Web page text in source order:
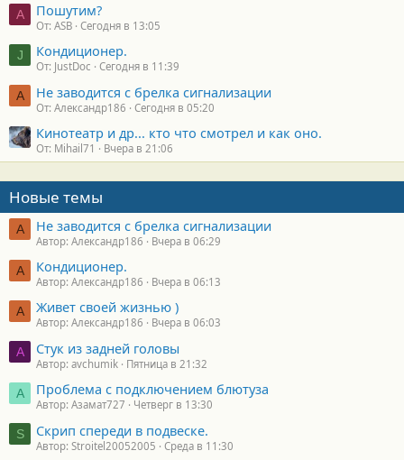
A Пошутим?
От: ASB Сегодня в 13:05
J Кондиционер.
От: JustDoc Сегодня в 11:39
А Не заводится с брелка сигнализации
От: Александр186 Сегодня в 05:20
Кинотеатр и др... кто что смотрел и как оно.
От: Mihail71 Вчера в 21:06
Новые темы
А Не заводится с брелка сигнализации
Автор: Александр186 Вчера в 06:29
А Кондиционер.
Автор: Александр186 Вчера в 06:13
А Живет своей жизнью )
Автор: Александр186 Вчера в 06:03
A Стук из задней головы
Автор: avchumik Пятница в 21:32
А Проблема с подключением блютуза
Автор: Азамат727 Четверг в 13:30
S Скрип спереди в подвеске.
Автор: Stroitel20052005 Среда в 11:30